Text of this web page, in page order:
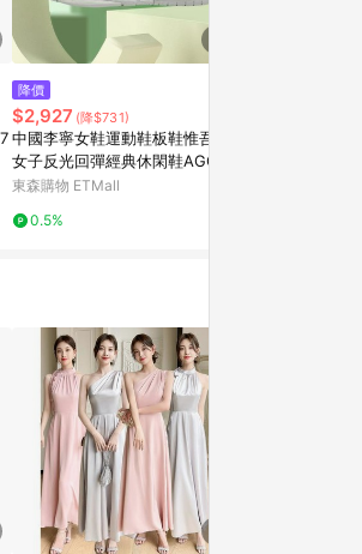
降價
$2,927 (降$731)
中國李寧女鞋運動鞋板鞋惟吾 禪
女子反光回彈經典休閑鞋AGCR2
72
東森購物 ETMall
0.5%